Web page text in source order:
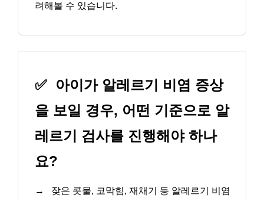
려해볼 수 있습니다.
✅
아이가 알레르기 비염 증상
을 보일 경우, 어떤 기준으로 알
레르기 검사를 진행해야 하나
요?
→
잦은 콧물, 코막힘, 재채기 등 알레르기 비염